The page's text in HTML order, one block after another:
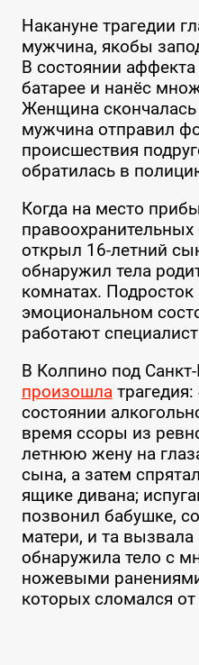
Накануне трагедии
мужчина, якобы
В состоянии
батарее и нанёс
Женщина скончалась
мужчина отправил
происшествия
обратилась в
Когда на место
открыл 16-летний
обнаружил тела
комнатах.
эмоциональном
работают
В Колпино под
произошла
состоянии
время ссоры из
летнюю жену на
сына, а затем
ящике дивана;
позвонил бабушке,
матери, и та
обнаружила тело с
ножевыми
которых сломался